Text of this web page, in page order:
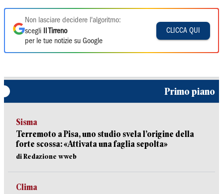
Non lasciare decidere l'algoritmo:
scegli
Il Tirreno
per le tue notizie su Google
CLICCA QUI
Primo piano
Sisma
Terremoto a Pisa, uno studio svela l’origine della
forte scossa: «Attivata una faglia sepolta»
di Redazione wweb
Clima